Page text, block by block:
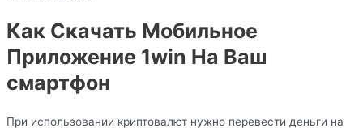
Как Скачать Мобильное
Приложение 1win На Ваш
смартфон
При использовании криптовалют нужно перевести деньги на